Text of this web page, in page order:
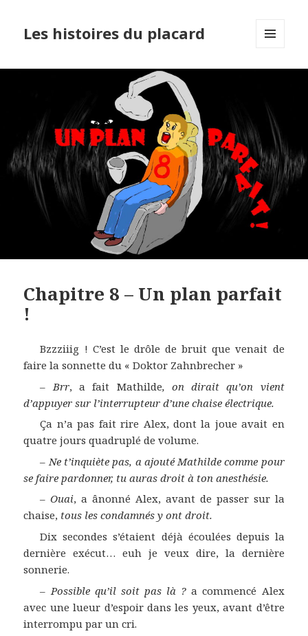
Les histoires du placard
Chapitre 8 – Un plan parfait
!
Bzzziiig ! C’est le drôle de bruit que venait de
faire la sonnette du « Doktor Zahnbrecher »
– Brr, a fait Mathilde, on dirait qu’on vient
d’appuyer sur l’interrupteur d’une chaise électrique.
Ça n’a pas fait rire Alex, dont la joue avait en
quatre jours quadruplé de volume.
– Ne t’inquiète pas, a ajouté Mathilde comme pour
se faire pardonner, tu auras droit à ton anesthésie.
–Ouai, a ânonné Alex, avant de passer sur la
chaise, tous les condamnés y ont droit.
Dix secondes s’étaient déjà écoulées depuis la
dernière exécut… euh je veux dire, la dernière
sonnerie.
– Possible qu’il soit pas là ? a commencé Alex
avec une lueur d’espoir dans les yeux, avant d’être
interrompu par un cri.